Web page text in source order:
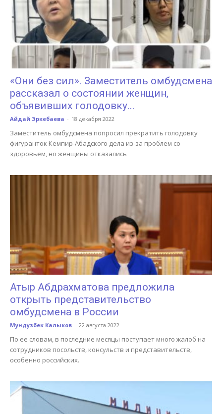
«Они без сил». Заместитель омбудсмена
рассказал о состоянии женщин,
объявивших голодовку...
Айдай Эркебаева - 18 декабря 2022
Заместитель омбудсмена попросил прекратить голодовку
фигуранток Кемпир-Абадского дела из-за проблем со
здоровьем, но женщины отказались
Атыр Абдрахматова предложила
открыть представительство
омбудсмена в России
Мундузбек Калыков - 22 августа 2022
По ее словам, в последние месяцы поступает много жалоб на
сотрудников посольств, консульств и представительств,
особенно российских.